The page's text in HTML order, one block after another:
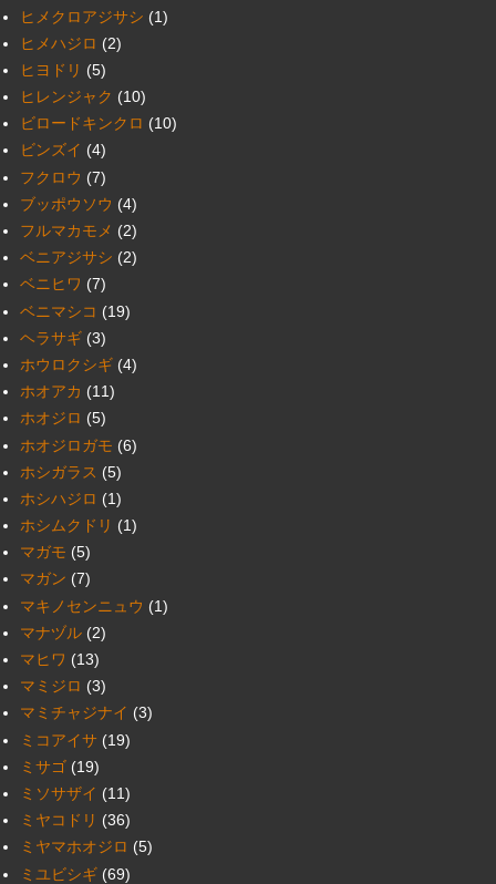
ヒメクロアジサシ (1)
ヒメハジロ (2)
ヒヨドリ (5)
ヒレンジャク (10)
ビロードキンクロ (10)
ビンズイ (4)
フクロウ (7)
ブッポウソウ (4)
フルマカモメ (2)
ベニアジサシ (2)
ベニヒワ (7)
ベニマシコ (19)
ヘラサギ (3)
ホウロクシギ (4)
ホオアカ (11)
ホオジロ (5)
ホオジロガモ (6)
ホシガラス (5)
ホシハジロ (1)
ホシムクドリ (1)
マガモ (5)
マガン (7)
マキノセンニュウ (1)
マナヅル (2)
マヒワ (13)
マミジロ (3)
マミチャジナイ (3)
ミコアイサ (19)
ミサゴ (19)
ミソサザイ (11)
ミヤコドリ (36)
ミヤマホオジロ (5)
ミユビシギ (69)